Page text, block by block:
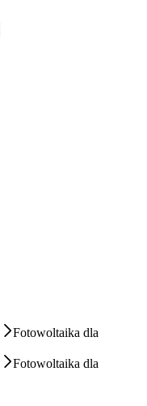
Fotowoltaika dla
Fotowoltaika dla